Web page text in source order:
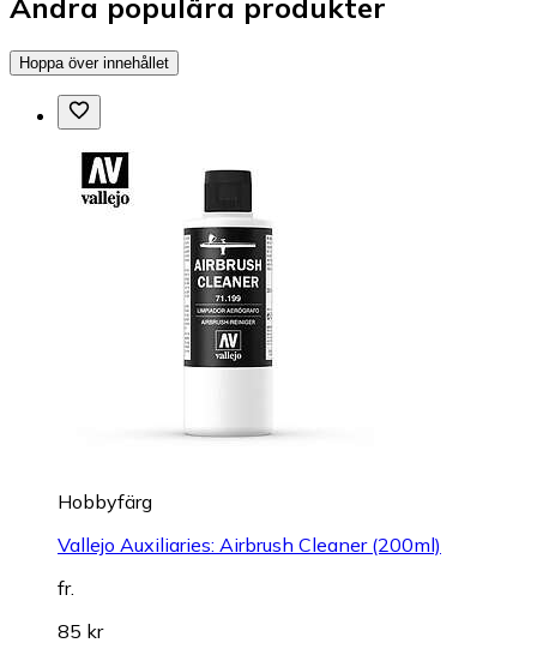
Andra populära produkter
Hoppa över innehållet
Hobbyfärg
Vallejo Auxiliaries: Airbrush Cleaner (200ml)
fr.
85 kr